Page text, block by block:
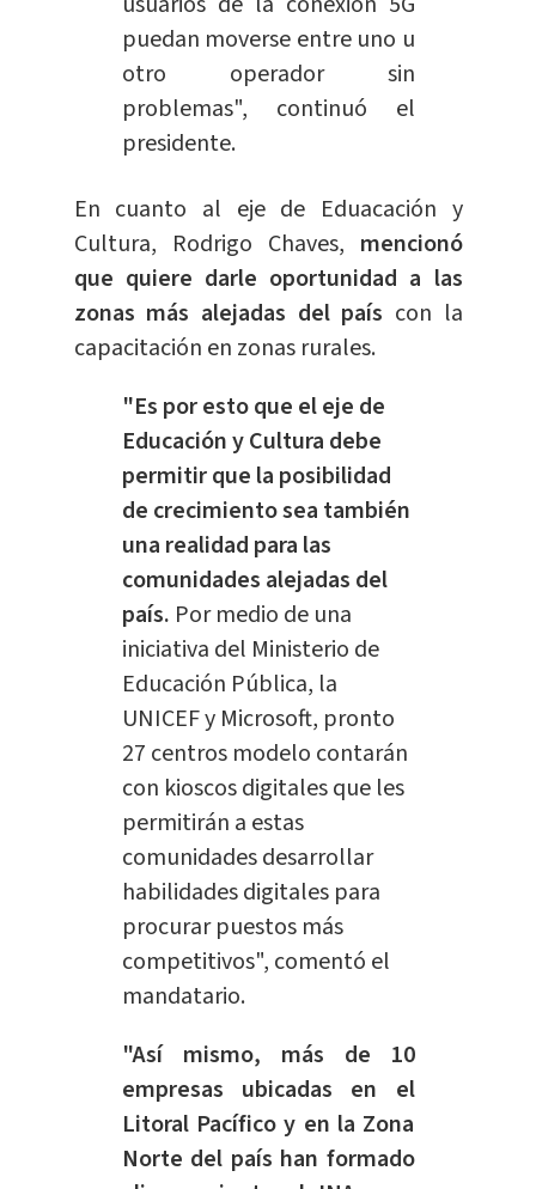
puedan moverse entre uno u
otro operador sin
problemas", continuó el
presidente.
En cuanto al eje de Eduacación y
Cultura, Rodrigo Chaves, mencionó
que quiere darle oportunidad a las
zonas más alejadas del país con la
capacitación en zonas rurales.
"Es por esto que el eje de
Educación y Cultura debe
permitir que la posibilidad
de crecimiento sea también
una realidad para las
comunidades alejadas del
país. Por medio de una
iniciativa del Ministerio de
Educación Pública, la
UNICEF y Microsoft, pronto
27 centros modelo contarán
con kioscos digitales que les
permitirán a estas
comunidades desarrollar
habilidades digitales para
procurar puestos más
competitivos", comentó el
mandatario.
"Así mismo, más de 10
empresas ubicadas en el
Litoral Pacífico y en la Zona
Norte del país han formado